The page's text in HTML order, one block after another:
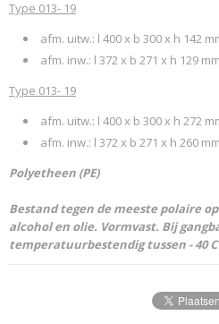
Type 013- 19
afm. uitw.: l 400 x b 300 x h 142
afm. inw.: l 372 x b 271 x h 129 mm
Type 013- 19
afm. uitw.: l 400 x b 300 x h 272
afm. inw.: l 372 x b 271 x h 260 mm
Polyetheen (PE)
Bestand tegen de meeste polaire
alcohol en olie. Vormvast. Bij
temperatuurbestendig tussen - 40 C